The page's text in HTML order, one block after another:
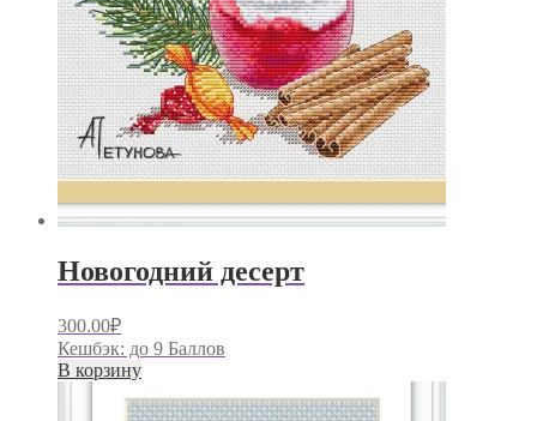
Новогодний десерт
300.00₽
Кешбэк: до 9 Баллов
В корзину